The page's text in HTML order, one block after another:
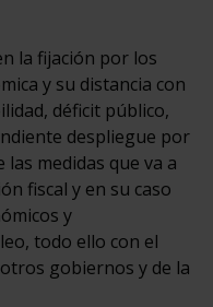
la fijación por los
y su distancia con
déficit público,
despliegue por
medidas que va a
fiscal y en su caso
y
todo ello con el
gobiernos y de la